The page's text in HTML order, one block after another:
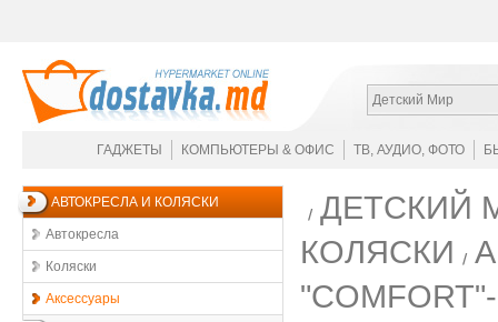
Детский Мир
ГАДЖЕТЫ КОМПЬЮТЕРЫ & ОФИС ТВ, АУДИО, ФОТО
АВТОКРЕСЛА И КОЛЯСКИ
Автокресла
Коляски
Аксессуары
ДЕТСКИЙ
КОЛЯСКИ